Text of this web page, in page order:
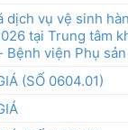
dịch vụ vệ sinh
tại Trung tâm
Bệnh viện Phụ
(SỐ 0604.01)